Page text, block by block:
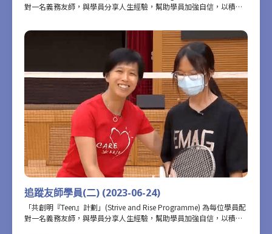
對一名義務友師，與學員分享人生經驗，幫助學員加強自信，以積極
變，攝製隊近距離追蹤了五對學員和友師的相處點滴。這一集記錄了
友師香港賽馬會見習騎師學校校長陳念慈，與她的學員陳嘉琪在參加
計劃這大半年以來的相處過程，以及嘉琪在參加計劃後的成長和轉
追蹤友師學員(二) (2023-06-24)
「共創明『Teen』計劃」(Strive and Rise Programme) 為每位學員配
對一名義務友師，與學員分享人生經驗，幫助學員加強自信，以積極